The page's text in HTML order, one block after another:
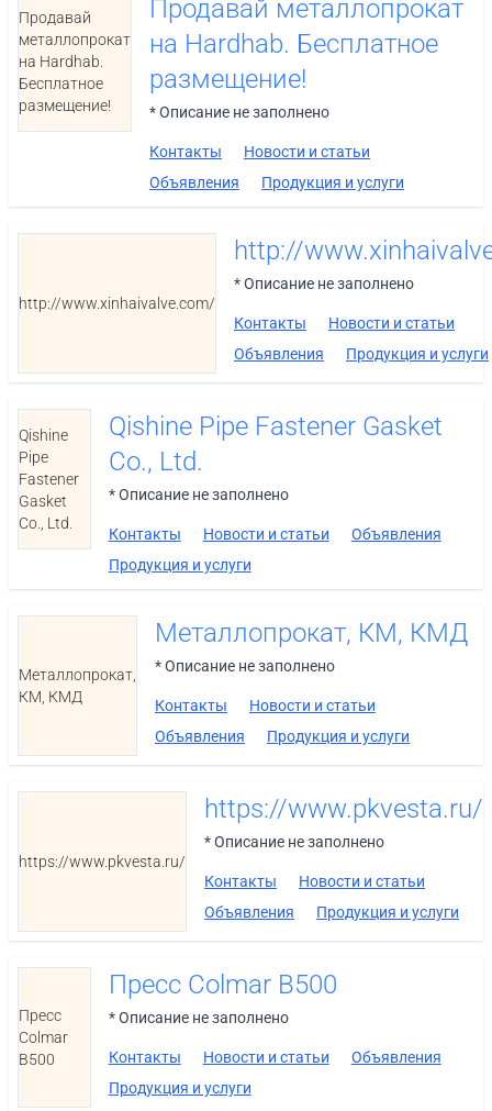
Продавай
металлопрокат
на Hardhab.
Бесплатное
размещение!
Продавай металлопрокат
на Hardhab. Бесплатное
размещение!
* Описание не заполнено
Контакты
Новости и статьи
Объявления
Продукция и услуги
http://www.xinhaivalve.com/
http://
* Описание не заполнено
Контакты
Новости и статьи
Объявления
Продукция и услуги
Qishine
Pipe
Fastener
Gasket
Co., Ltd.
Qishine Pipe Fastener Gasket
Co., Ltd.
* Описание не заполнено
Контакты Новости и статьи
Объявления
Продукция и услуги
Металлопрокат,
КМ, КМД
Металлопрокат, КМ, КМД
* Описание не заполнено
Контакты
Новости и статьи
Объявления
Продукция и услуги
https://www.pkvesta.ru/
https://www.pkvesta.ru/
* Описание не заполнено
Контакты
Новости и статьи
Объявления
Продукция и услуги
Пресс
Colmar
B500
Пресс Colmar B500
* Описание не заполнено
Контакты Новости и статьи
Объявления
Продукция и услуги